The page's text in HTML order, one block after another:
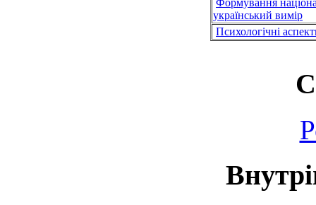
Формування
український вимір
Психологічні